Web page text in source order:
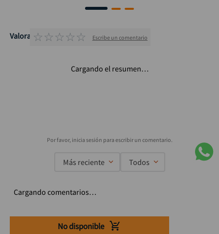
No disponible
Valoraciones
☆☆☆☆☆ Escribe un comentario
Cargando el resumen…
Más reciente Todos
Cargando comentarios…